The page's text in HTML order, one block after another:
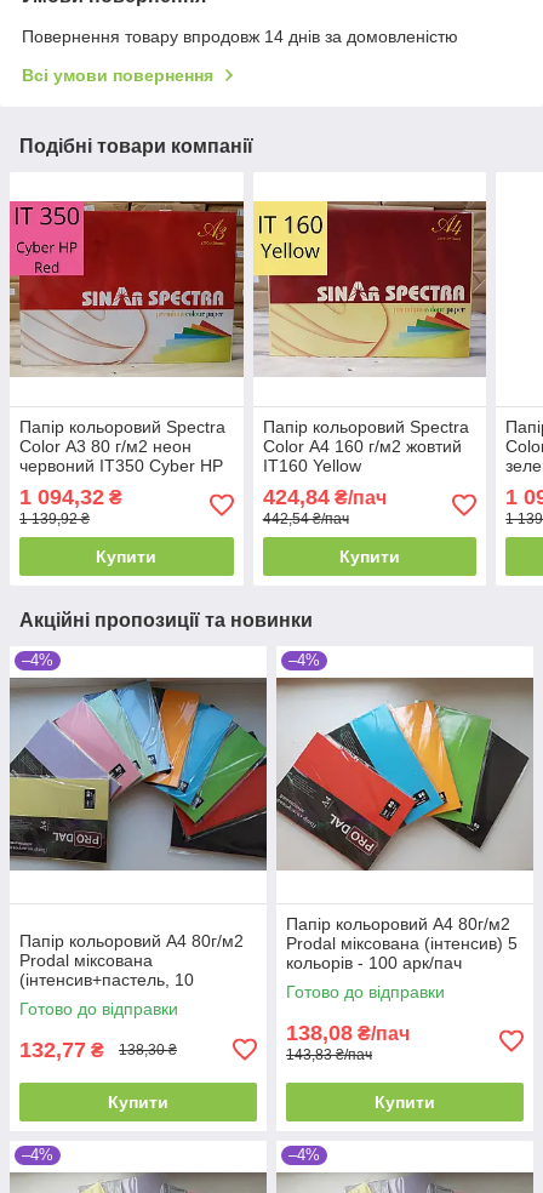
Повернення товару впродовж 14 днів за домовленістю
Всі умови повернення
Подібні товари компанії
Папір кольоровий Spectra
Color А3 80 г/м2 неон
червоний IT350 Cyber HP
1 094,32 ₴
1 139,92 ₴
Купити
Папір кольоровий Spectra
Color А4 160 г/м2 жовтий
IT160 Yellow
424,84₴/пач
442,54 ₴/пач
Купити
1
1
Акційні пропозиції та новинки
–4%
Папір кольоровий А4 80г/м2
Prodal міксована
(інтенсив+пастель, 10
кольорів) 100арк/пач
Готово до відправки
132,77 ₴ 138,30 ₴
Купити
–4%
Папір кольоровий А4 80г/м2
Prodal міксована (інтенсив) 5
кольорів - 100 арк/пач
Готово до відправки
138,08 ₴/пач
143,83 ₴/пач
Купити
–4% –4%